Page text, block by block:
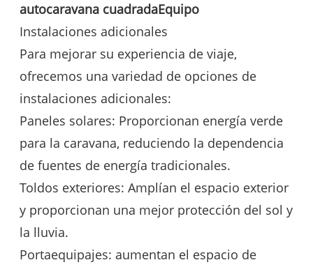
autocaravana cuadradaEquipo
Instalaciones adicionales
Para mejorar su experiencia de viaje,
ofrecemos una variedad de opciones de
instalaciones adicionales:
Paneles solares: Proporcionan energía verde
para la caravana, reduciendo la dependencia
de fuentes de energía tradicionales.
Toldos exteriores: Amplían el espacio exterior
y proporcionan una mejor protección del sol y
la lluvia.
Portaequipajes: aumentan el espacio de